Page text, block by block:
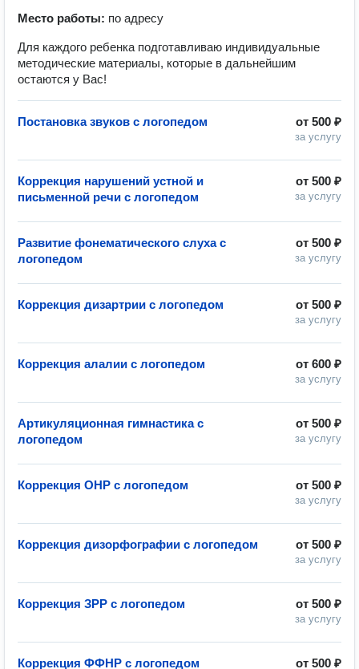
Место работы: по адресу
Для каждого ребенка подготавливаю индивидуальные
методические материалы, которые в дальнейшим
остаются у Вас!
от 500 ₽
за услугу
Постановка звуков с логопедом
от 500 ₽
за услугу
Коррекция нарушений устной и
письменной речи с логопедом
от 500 ₽
за услугу
Развитие фонематического слуха с
логопедом
от 500 ₽
за услугу
Коррекция дизартрии с логопедом
от 600 ₽
за услугу
Коррекция алалии с логопедом
от 500 ₽
за услугу
Артикуляционная гимнастика с
логопедом
от 500 ₽
за услугу
Коррекция ОНР с логопедом
от 500 ₽
за услугу
Коррекция дизорфографии с логопедом
от 500 ₽
за услугу
Коррекция ЗРР с логопедом
от 500 ₽
Коррекция ФФНР с логопедом